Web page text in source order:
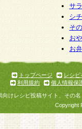
様相談窓口 paku-
ですが、個人情報
当社のサービスの
応ができない場合
サ
シ
そ
お
お
トップページ
レシピ
利用規約
個人情報保
向けレシピ投稿サイト、その
Copyright